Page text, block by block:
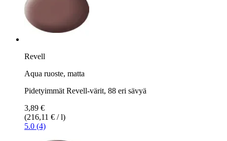
Revell
Aqua ruoste, matta
Pidetyimmät Revell-värit, 88 eri sävyä
3,89 €
(216,11 € / l)
5.0 (4)